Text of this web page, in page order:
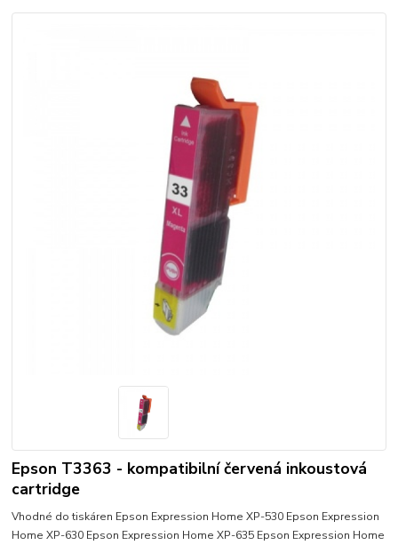
Epson T3363 - kompatibilní červená inkoustová
cartridge
Vhodné do tiskáren Epson Expression Home XP-530 Epson Expression
Home XP-630 Epson Expression Home XP-635 Epson Expression Home